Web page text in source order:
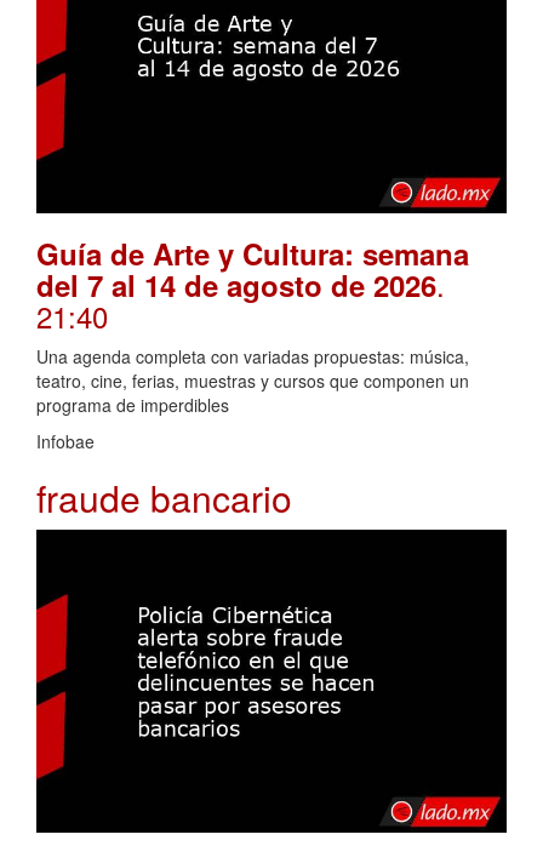
Guía de Arte y Cultura: semana
del 7 al 14 de agosto de 2026.
21:40
Una agenda completa con variadas propuestas: música,
teatro, cine, ferias, muestras y cursos que componen un
programa de imperdibles
Infobae
fraude bancario